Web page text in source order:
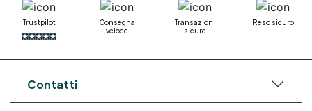
Trustpilot
Consegna
veloce
Transazioni
sicure
Reso sicuro
Contatti